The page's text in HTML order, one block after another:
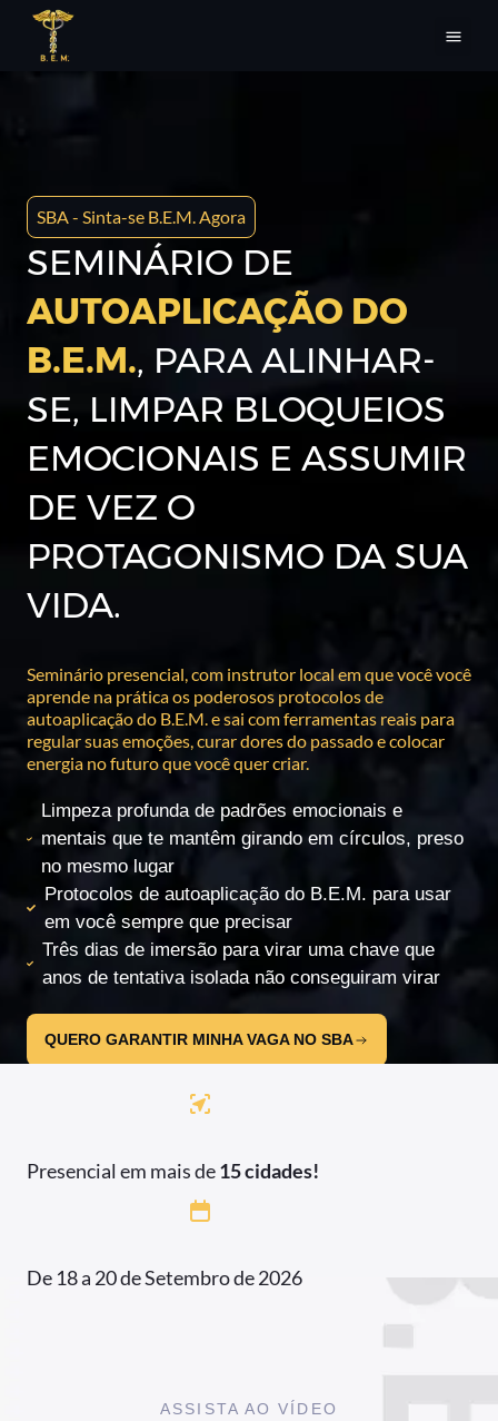
SBA - Sinta-se B.E.M. Agora
SEMINÁRIO DE
AUTOAPLICAÇÃO DO
B.E.M., PARA ALINHAR-
SE, LIMPAR BLOQUEIOS
EMOCIONAIS E ASSUMIR
DE VEZ O
PROTAGONISMO DA SUA
VIDA.
Seminário presencial, com instrutor local em que você você
aprende na prática os poderosos protocolos de
autoaplicação do B.E.M. e sai com ferramentas reais para
regular suas emoções, curar dores do passado e colocar
energia no futuro que você quer criar.
Limpeza profunda de padrões emocionais e
mentais que te mantêm girando em círculos, preso
no mesmo lugar
Protocolos de autoaplicação do B.E.M. para usar
em você sempre que precisar
Três dias de imersão para virar uma chave que
anos de tentativa isolada não conseguiram virar
QUERO GARANTIR MINHA VAGA NO SBA
Presencial em mais de15 cidades!
De 18 a 20 de Setembro de 2026
ASSISTA AO VÍDEO